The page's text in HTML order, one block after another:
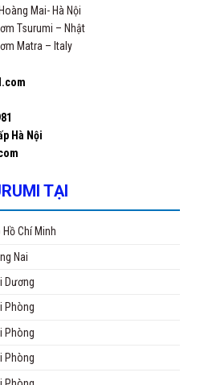
Mai- Hà Nội
Tsurumi – Nhật
Matra – Italy
Hà Nội
TẠI
Chí Minh
Nai
Dương
Phòng
Phòng
Phòng